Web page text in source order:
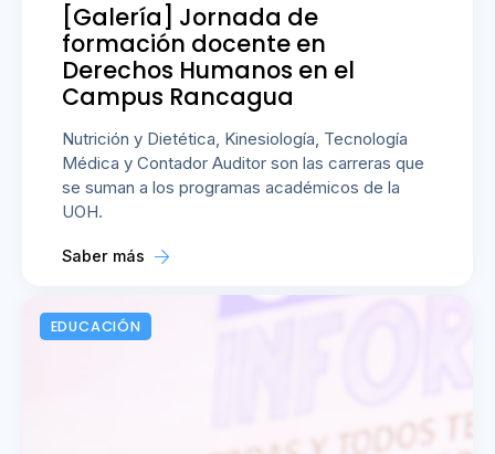
[Galería] Jornada de
formación docente en
Derechos Humanos en el
Campus Rancagua
Nutrición y Dietética, Kinesiología, Tecnología
Médica y Contador Auditor son las carreras que
se suman a los programas académicos de la
UOH.
Saber más
EDUCACIÓN